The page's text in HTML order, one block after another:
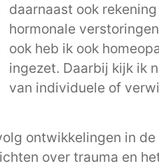
daarnaast ook
hormonale
ook heb ik ook
ingezet. Daarbij kijk ik
van individuele of
ontwikkelingen in
over trauma en